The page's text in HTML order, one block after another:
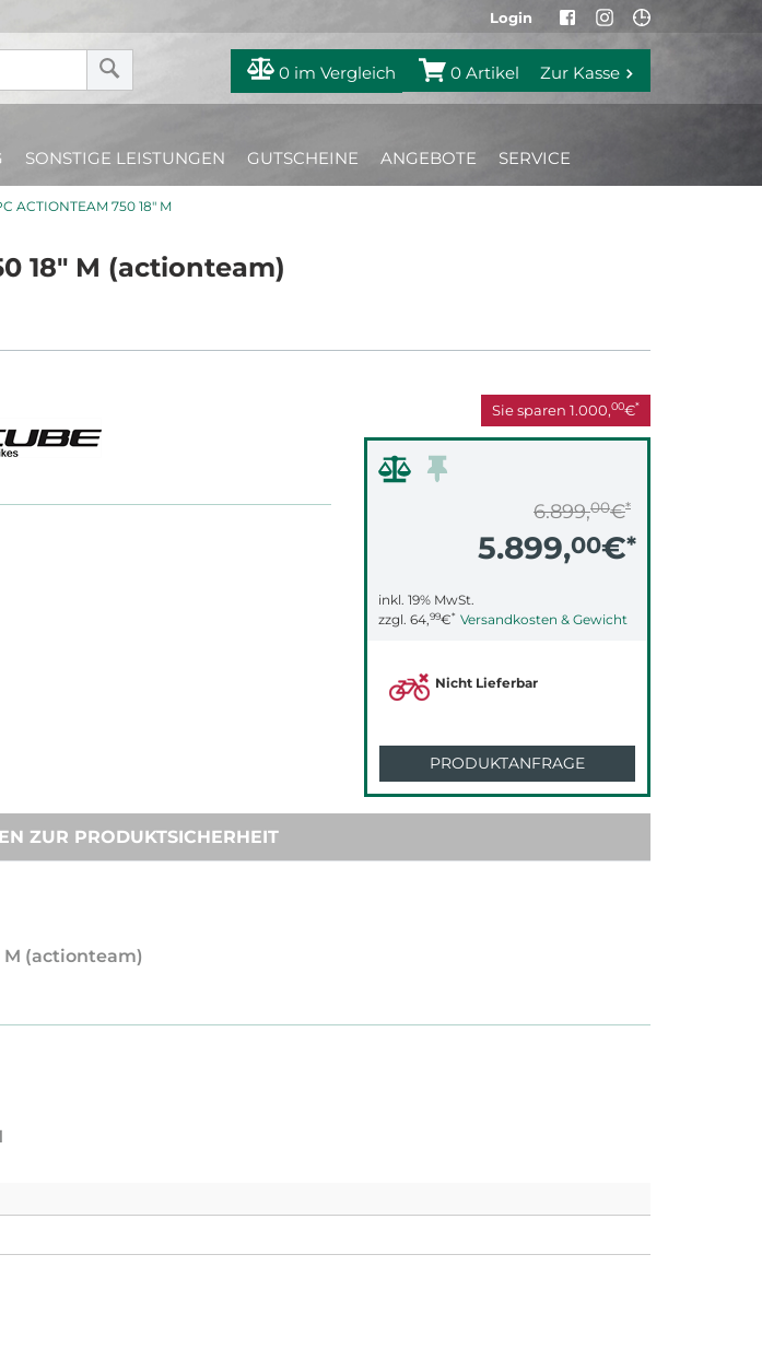
Login
0 im Vergleich 0 Artikel Zur Kasse
SONSTIGE LEISTUNGEN GUTSCHEINE ANGEBOTE SERVICE
ACTIONTEAM 750 18" M
18" M (actionteam)
Sie sparen 1.000,00€*
6.899,00€*
5.899,00€*
inkl. 19% MwSt.
zzgl. 64,99€* Versandkosten & Gewicht
Nicht Lieferbar
PRODUKTANFRAGE
ZUR PRODUKTSICHERHEIT
M (actionteam)